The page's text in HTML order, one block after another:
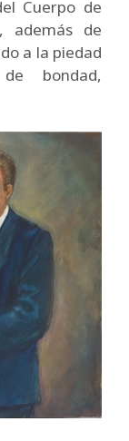
Cuerpo de
además de
a la piedad
bondad,